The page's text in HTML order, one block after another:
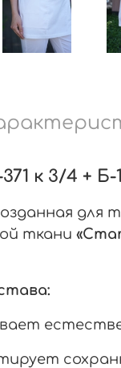
к 3/4 +
ткани